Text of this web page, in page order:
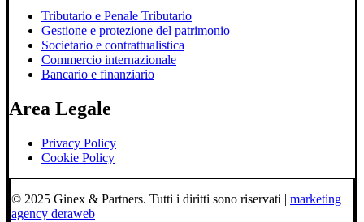
Tributario e Penale Tributario
Gestione e protezione del patrimonio
Societario e contrattualistica
Commercio internazionale
Bancario e finanziario
Area Legale
Privacy Policy
Cookie Policy
© 2025 Ginex & Partners. Tutti i diritti sono riservati | marketing
agency deraweb